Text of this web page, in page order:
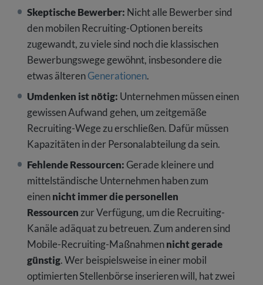
Skeptische Bewerber: Nicht alle Bewerber sind
den mobilen Recruiting-Optionen bereits
zugewandt, zu viele sind noch die klassischen
Bewerbungswege gewöhnt, insbesondere die
etwas älterenGenerationen.
Umdenken ist nötig: Unternehmen müssen einen
gewissen Aufwand gehen, um zeitgemäße
Recruiting-Wege zu erschließen. Dafür müssen
Kapazitäten in der Personalabteilung da sein.
Fehlende Ressourcen: Gerade kleinere und
mittelständische Unternehmen haben zum
einennicht immer die personellen
Ressourcen zur Verfügung, um die Recruiting-
Kanäle adäquat zu betreuen. Zum anderen sind
Mobile-Recruiting-Maßnahmennicht gerade
günstig. Wer beispielsweise in einer mobil
optimierten Stellenbörse inserieren will, hat zwei